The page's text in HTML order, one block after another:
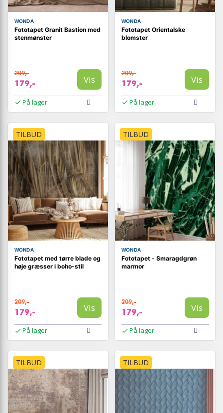
WONDA
Fototapet Granit Bastion med
stenmønster
209,-
179,- Vis
På lager
WONDA
Fototapet Orientalske
blomster
209,-
179,- Vis
På lager
TILBUD
WONDA
Fototapet med tørre blade og
høje græsser i boho-stil
209,-
179,- Vis
På lager
TILBUD
WONDA
Fototapet - Smaragdgrøn
marmor
209,-
179,- Vis
På lager
TILBUD TILBUD